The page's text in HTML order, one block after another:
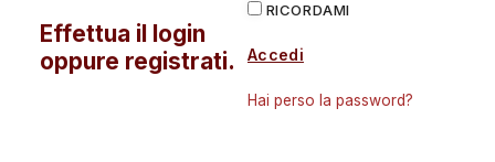
Effettua il login
oppure registrati.
RICORDAMI
Accedi
Hai perso la password?